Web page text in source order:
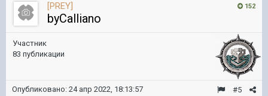
152
[PREY]
byCalliano
Участник
83 публикации
#5
Опубликовано: 24 апр 2022, 18:13:57